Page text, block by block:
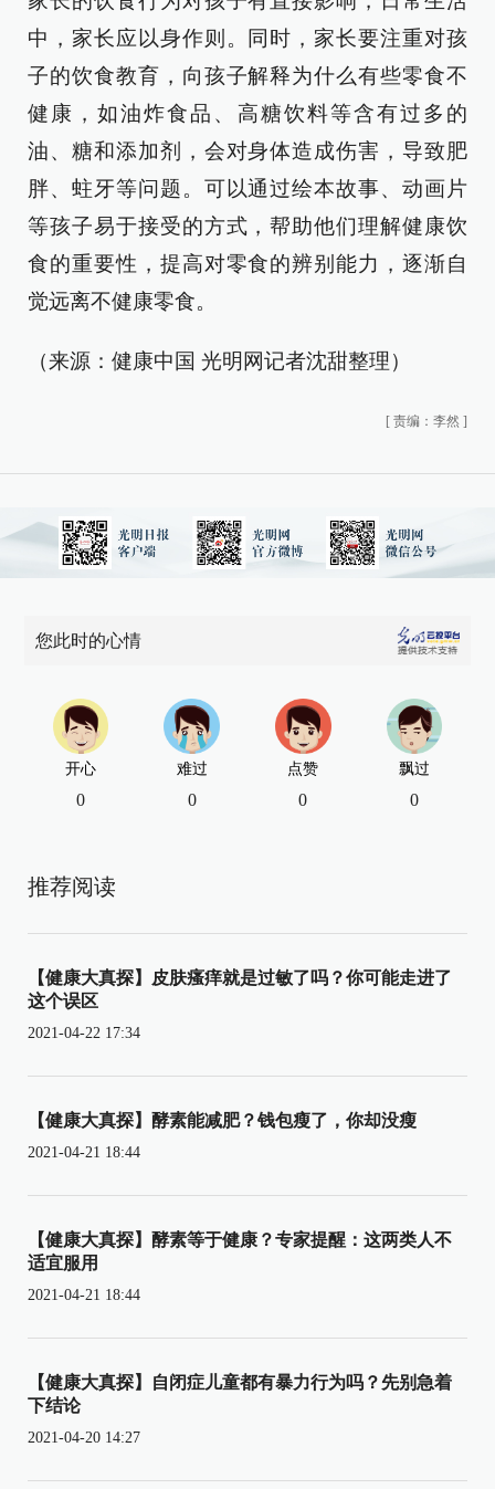
中，家长应以身作则。同时，家长要注重对孩
子的饮食教育，向孩子解释为什么有些零食不
健康，如油炸食品、高糖饮料等含有过多的
油、糖和添加剂，会对身体造成伤害，导致肥
胖、蛀牙等问题。可以通过绘本故事、动画片
等孩子易于接受的方式，帮助他们理解健康饮
食的重要性，提高对零食的辨别能力，逐渐自
觉远离不健康零食。
（来源：健康中国 光明网记者沈甜整理）
[ 责编：李然 ]
您此时的心情
开心
0
难过
0
点赞
0
飘过
0
推荐阅读
【健康大真探】皮肤瘙痒就是过敏了吗？你可能走进了
这个误区
2021-04-22 17:34
【健康大真探】酵素能减肥？钱包瘦了，你却没瘦
2021-04-21 18:44
【健康大真探】酵素等于健康？专家提醒：这两类人不
适宜服用
2021-04-21 18:44
【健康大真探】自闭症儿童都有暴力行为吗？先别急着
下结论
2021-04-20 14:27